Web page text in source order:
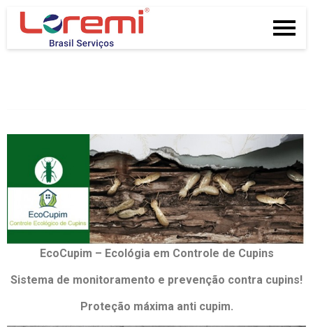
EcoCupim – Ecológia em Controle de Cupins
Sistema de monitoramento e prevenção contra cupins!
Proteção máxima anti cupim.